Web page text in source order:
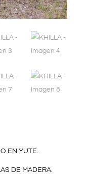
EN YUTE.
DE MADERA.